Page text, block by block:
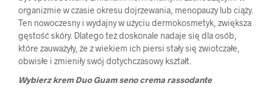
organizmie w czasie okresu dojrzewania, menopauzy lub ciąży.
Ten nowoczesny i wydajny w użyciu dermokosmetyk, zwiększa
gęstość skóry. Dlatego też doskonale nadaje się dla osób,
które zauważyły, że z wiekiem ich piersi stały się zwiotczałe,
obwisłe i zmieniły swój dotychczasowy kształt.
Wybierz krem Duo Guam seno crema rassodante